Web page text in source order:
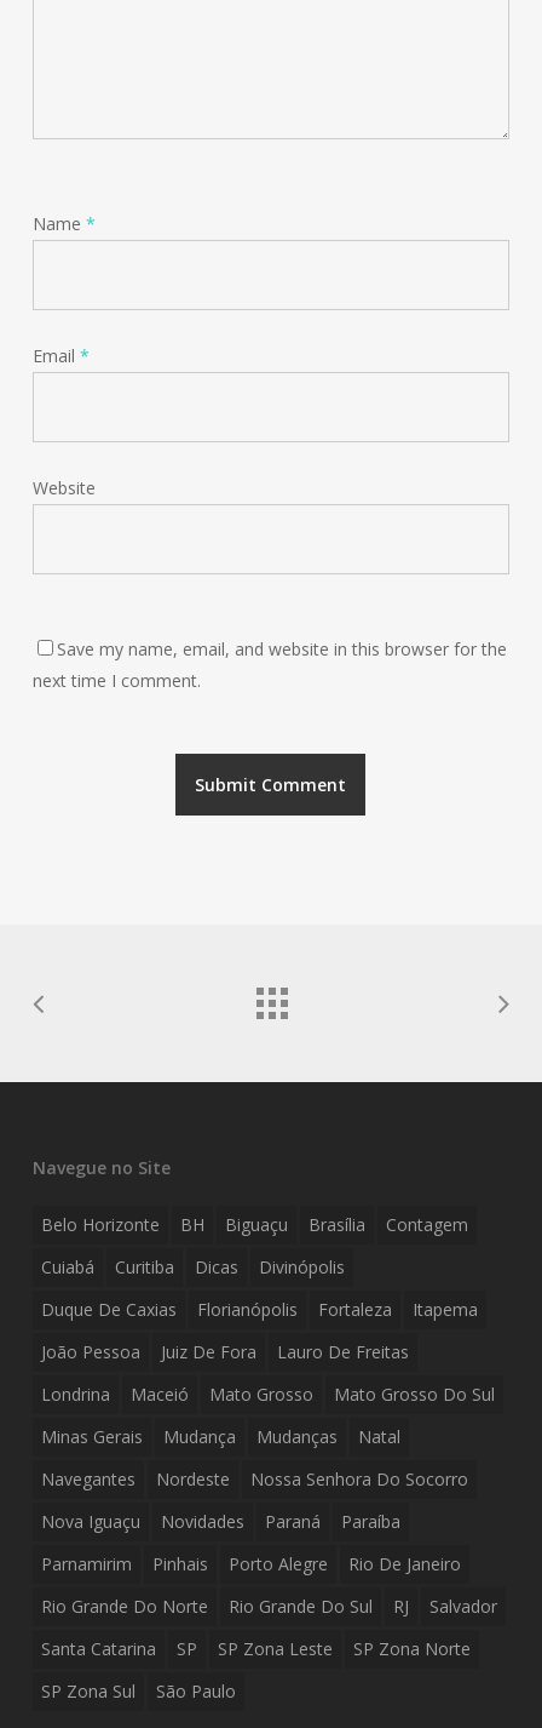
Name *
Email *
Website
Save my name, email, and website in this browser for the
next time I comment.
Navegue no Site
Belo Horizonte BH Biguaçu Brasília
Contagem
Cuiabá
Curitiba Dicas
Divinópolis
Duque De Caxias
Florianópolis Fortaleza
Itapema
João Pessoa
Juiz De Fora
Lauro De Freitas
Londrina
Maceió Mato Grosso
Mato Grosso Do Sul
Minas Gerais
Mudança Mudanças
Natal
Navegantes
Nordeste
Nossa Senhora Do Socorro
Nova Iguaçu
Novidades Paraná
Paraíba
Parnamirim
Pinhais Porto Alegre
Rio De Janeiro
Rio Grande Do Norte
Rio Grande Do Sul RJ
Salvador
Santa Catarina
SP SP Zona Leste
SP Zona Norte
SP Zona Sul
São Paulo